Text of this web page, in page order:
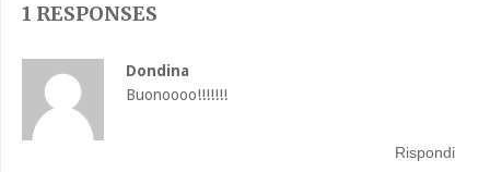
1 RESPONSES
Dondina
Buonoooo!!!!!!!
Rispondi